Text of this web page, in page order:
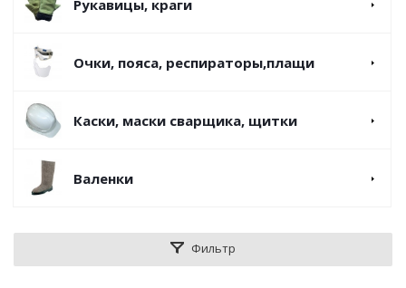
Рукавицы, краги
Очки, пояса, респираторы,плащи
Каски, маски сварщика, щитки
Валенки
Фильтр